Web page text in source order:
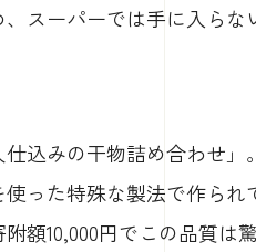
スーパーでは手に入らな
込みの干物詰め合わせ
った特殊な製法で作られ
額10,000円でこの品質は